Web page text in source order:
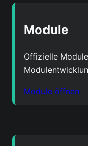
Module
Offizielle
Module öffnen